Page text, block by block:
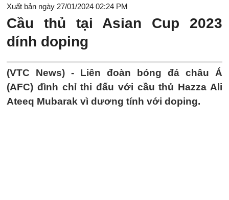
Xuất bản ngày 27/01/2024 02:24 PM
Cầu thủ tại Asian Cup 2023
dính doping
(VTC News) - Liên đoàn bóng đá châu Á
(AFC) đình chỉ thi đấu với cầu thủ Hazza Ali
Ateeq Mubarak vì dương tính với doping.